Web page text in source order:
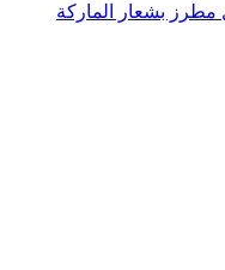
بشعار الماركة